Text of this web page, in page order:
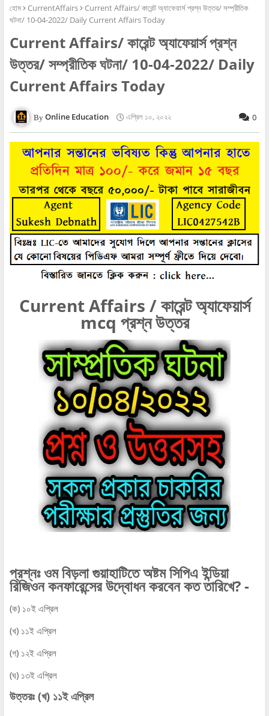
হোম CurrentAffairs
Current Affairs/ কারেন্ট অ্যাফেয়ার্স প্রশ্ন উত্তর/ সম্প্রীতিক
ঘটনা/ 10-04-2022/ Daily Current Affairs Today
Current Affairs/ কারেন্ট অ্যাফেয়ার্স প্রশ্ন
উত্তর/ সম্প্রীতিক ঘটনা/ 10-04-2022/ Daily
Current Affairs Today
Online Education এপ্রিল ১০, ২০২২ 0
Current Affairs / কারেন্ট অ্যাফেয়ার্স
mcq প্রশ্ন উত্তর
প্রশ্নঃ ওম বিড়লা গুয়াহাটিতে অষ্টম সিপিএ ইন্ডিয়া
রিজিওন কনফারেন্সের উদ্বোধন করবেন কত তারিখে? -
(ক) ১০ই এপ্রিল
(খ) ১১ই এপ্রিল
(গ) ১২ই এপ্রিল
(ঘ) ১৩ই এপ্রিল
উত্তরঃ (খ) ১১ই এপ্রিল